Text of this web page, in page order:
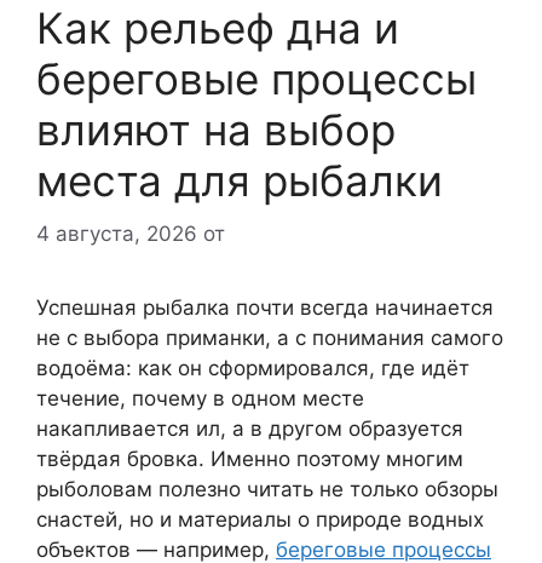
Как рельеф дна и
береговые процессы
влияют на выбор
места для рыбалки
4 августа, 2026 от
Успешная рыбалка почти всегда начинается
не с выбора приманки, а с понимания самого
водоёма: как он сформировался, где идёт
течение, почему в одном месте
накапливается ил, а в другом образуется
твёрдая бровка. Именно поэтому многим
рыболовам полезно читать не только обзоры
снастей, но и материалы о природе водных
объектов — например, береговые процессы